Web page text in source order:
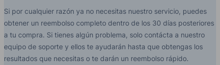
Si por cualquier razón ya no necesitas nuestro servicio, puedes
obtener un reembolso completo dentro de los 30 días posteriores
a tu compra. Si tienes algún problema, solo contácta a nuestro
equipo de soporte y ellos te ayudarán hasta que obtengas los
resultados que necesitas o te darán un reembolso rápido.